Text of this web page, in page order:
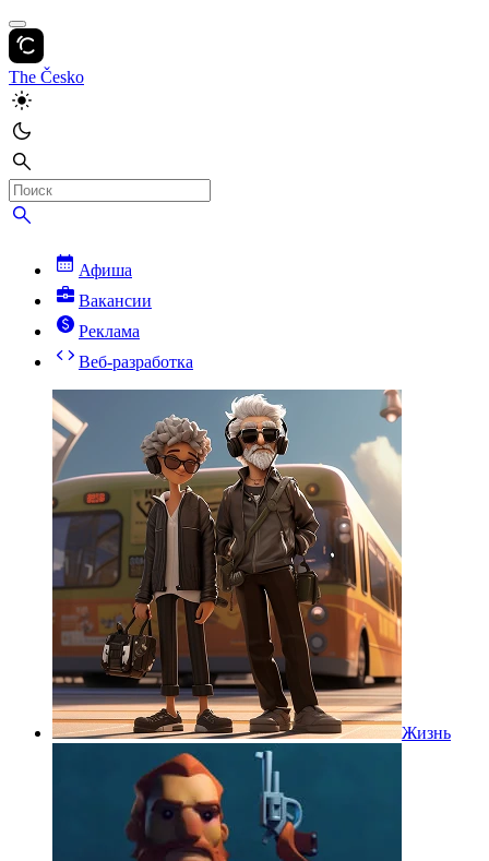
The Česko
Афиша
Вакансии
Реклама
Веб-разработка
Жизнь